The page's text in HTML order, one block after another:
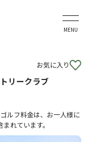
MENU
お気に入り
リークラブ
ルフ料金は、お一人様に
れています。